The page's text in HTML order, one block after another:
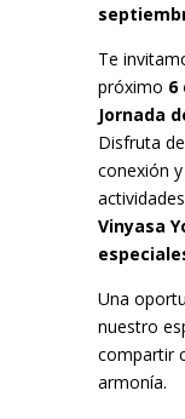
Te
próximo 6
Jornada
Disfruta
conexión
Vinyasa
Una
nuestro
compartir
armonía.